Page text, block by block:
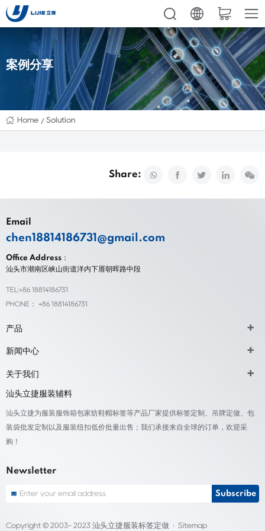
案例分享
Home Solution
Share:
Email
chen18814186731@gmail.com
Office Address：
汕头市潮南区峡山街道洋内下厝朝晖路中段
TEL:+86 18814186731
PHONE： +86 18814186731
产品
新闻中心
关于我们
汕头立捷服装辅料
汕头立捷为服装服饰箱包家纺鞋帽标签等产品厂家提供标签定制、吊牌定做、包
装袋批发定制以及服装纽扣低价批量出售；我们承接来自全球的订单，欢迎采
购！
Newsletter
Copyright © 2003- 2023 汕头立捷服装标签定做 Sitemap